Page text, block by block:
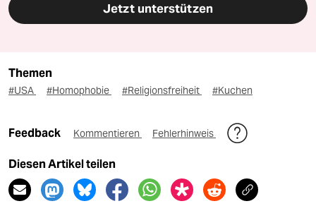
Jetzt unterstützen
Themen
#USA #Homophobie #Religionsfreiheit #Kuchen
Feedback Kommentieren Fehlerhinweis
Diesen Artikel teilen